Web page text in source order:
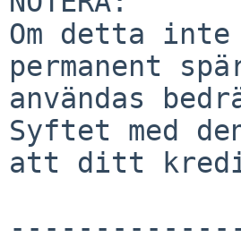
Om detta inte
permanent
användas
Syftet med
att ditt